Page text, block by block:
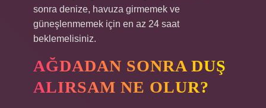
sonra denize, havuza girmemek ve
güneşlenmemek için en az 24 saat
beklemelisiniz.
AĞDADAN SONRA DUŞ
ALIRSAM NE OLUR?